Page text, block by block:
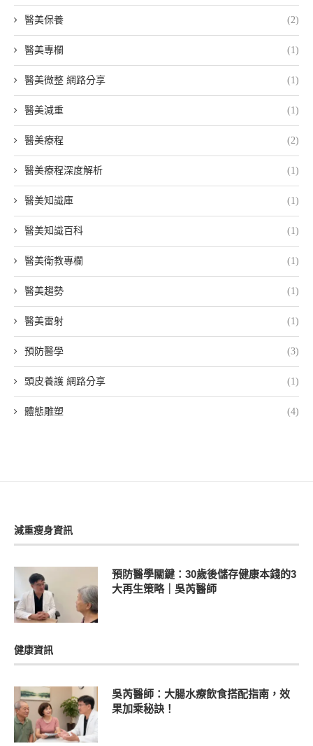
醫美保養 (2)
醫美專欄 (1)
醫美微整 網路分享 (1)
醫美減重 (1)
醫美療程 (2)
醫美療程深度解析 (1)
醫美知識庫 (1)
醫美知識百科 (1)
醫美衛教專欄 (1)
醫美趨勢 (1)
醫美雷射 (1)
預防醫學 (3)
頭皮養護 網路分享 (1)
體態雕塑 (4)
減重瘦身資訊
預防醫學關鍵：30歲後儲存健康本錢的3
大再生策略｜吳芮醫師
健康資訊
吳芮醫師：大腸水療飲食搭配指南，效
果加乘秘訣！